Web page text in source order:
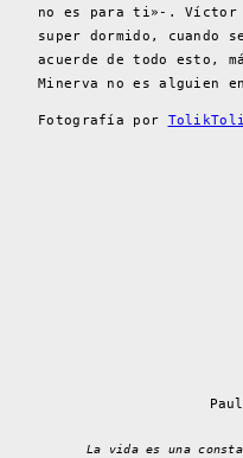
no es para ti»-. Víctor
super dormido, cuando
acuerde de todo esto,
Minerva no es alguien
Fotografía por
La vida es una